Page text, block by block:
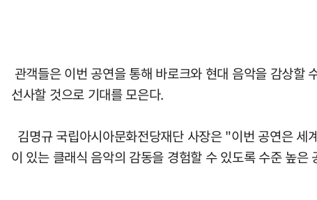
관객들은 이번 공연을 통해 바로크와 현대 음악을 감상할
선사할 것으로 기대를 모은다.
김명규 국립아시아문화전당재단 사장은 "이번 공연은
이 있는 클래식 음악의 감동을 경험할 수 있도록 수준 높